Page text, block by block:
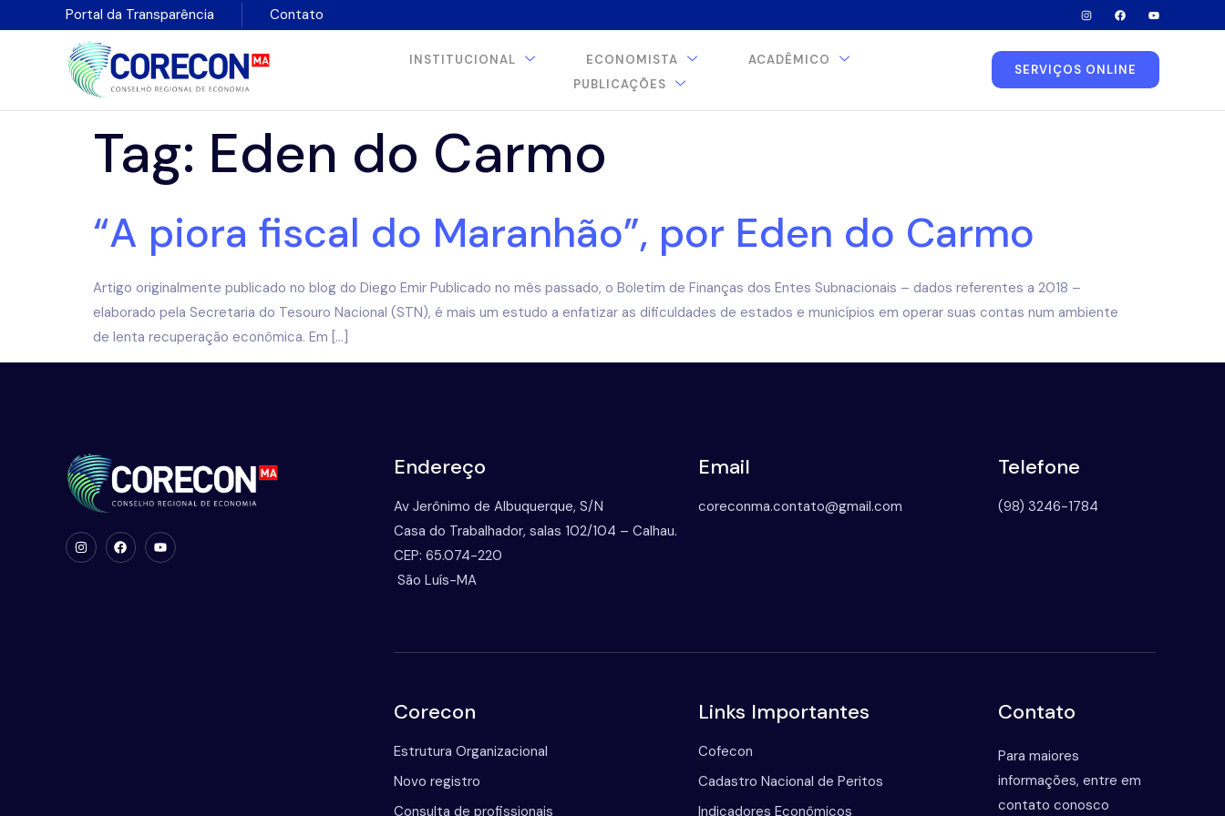
Portal da Transparência Contato
INSTITUCIONAL ECONOMISTA
ACADÊMICO
PUBLICAÇÕES
SERVIÇOS ONLINE
Tag: Eden do Carmo
“A piora fiscal do Maranhão”, por Eden do Carmo
Artigo originalmente publicado no blog do Diego Emir Publicado no mês passado, o Boletim de Finanças dos Entes Subnacionais – dados referentes a 2018 –
elaborado pela Secretaria do Tesouro Nacional (STN), é mais um estudo a enfatizar as dificuldades de estados e municípios em operar suas contas num ambiente
de lenta recuperação econômica. Em […]
Endereço
Av Jerônimo de Albuquerque, S/N
Casa do Trabalhador, salas 102/104 – Calhau.
CEP: 65.074-220
São Luís-MA
Email
coreconma.contato@gmail.com
Telefone
(98) 3246-1784
Corecon
Estrutura Organizacional
Novo registro
Consulta de profissionais
Links Importantes
Cofecon
Cadastro Nacional de Peritos
Indicadores Econômicos
Contato
Para maiores
informações, entre em
contato conosco